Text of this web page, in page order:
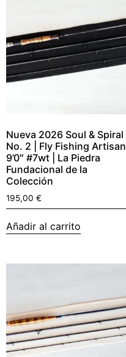
Nueva 2026 Soul & Spiral
No. 2 | Fly Fishing Artisan |
9’0″ #7wt | La Piedra
Fundacional de la
Colección
195,00 €
Añadir al carrito